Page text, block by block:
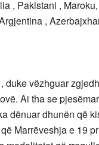
, Pakistani ,
,
duke vëzhguar
Ai tha se
dënuar dhunën që
Marrëveshja e 19